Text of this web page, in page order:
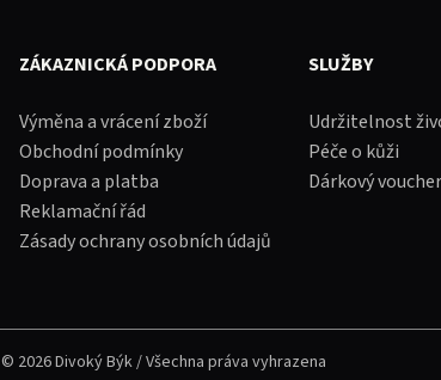
ZÁKAZNICKÁ PODPORA
Výměna a vrácení zboží
Obchodní podmínky
Doprava a platba
Reklamační řád
Zásady ochrany osobních údajů
SLUŽBY
Udržitelnost
Péče o kůži
Dárkový voucher
© 2026 Divoký Býk / Všechna práva vyhrazena